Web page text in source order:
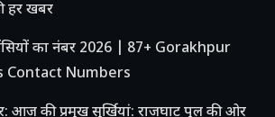
हर खबर
का नंबर 2026 | 87+ Gorakhpur
Contact Numbers
आज की प्रमुख सुर्खियां: राजघाट पुल की ओर